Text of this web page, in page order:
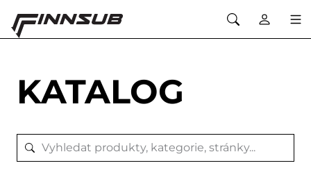
KATALOG